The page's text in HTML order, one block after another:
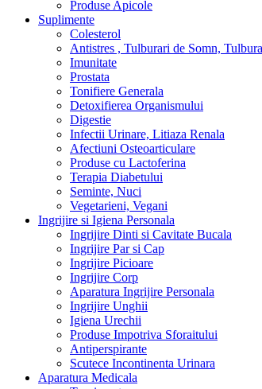
Produse Apicole
Suplimente
Colesterol
Antistres , Tulburari de Somn,
Imunitate
Prostata
Tonifiere Generala
Detoxifierea Organismului
Digestie
Infectii Urinare, Litiaza Renala
Afectiuni Osteoarticulare
Produse cu Lactoferina
Terapia Diabetului
Seminte, Nuci
Vegetarieni, Vegani
Ingrijire si Igiena Personala
Ingrijire Dinti si Cavitate Bucala
Ingrijire Par si Cap
Ingrijire Picioare
Ingrijire Corp
Aparatura Ingrijire Personala
Ingrijire Unghii
Igiena Urechii
Produse Impotriva Sforaitului
Antiperspirante
Scutece Incontinenta Urinara
Aparatura Medicala